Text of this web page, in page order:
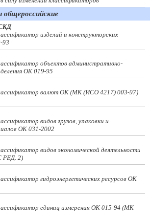
изделий и конструкторских
93
объектов административно-
ОК 019-95
валют ОК (МК (ИСО 4217) 003-97)
видов грузов, упаковки и
ОК 031-2002
видов экономической деятельности
РЕД. 2)
гидроэнергетических ресурсов ОК
единиц измерения ОК 015-94 (МК